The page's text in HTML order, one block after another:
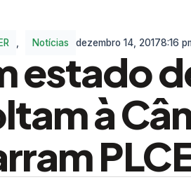
Notícias dezembro 14, 20178:16
estado
à